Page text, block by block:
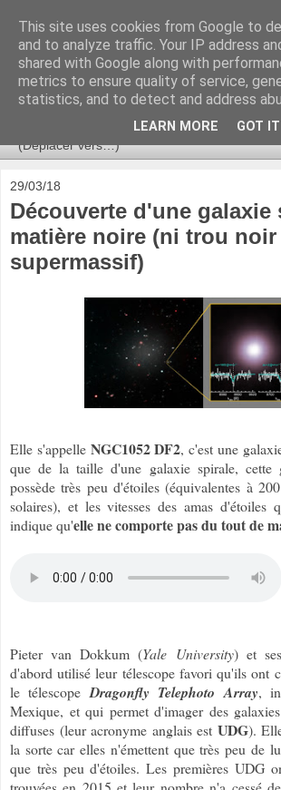
Ça se passe là
Astronomie, Astrophysique,
L'infini se contemple, indéfiniment. ISSN
29/03/18
Découverte d'une galaxie
matière noire (ni trou noir
supermassif)
Elle s'appelle NGC1052 DF2, c'est une
que de la taille d'une galaxie spirale, cette
possède très peu d'étoiles (équivalentes à
solaires), et les vitesses des amas d'étoiles
indique qu'elle ne comporte pas du tout de
Pieter van Dokkum (Yale University) et
d'abord utilisé leur télescope favori qu'ils ont
le télescope Dragonfly Telephoto Array,
Mexique, et qui permet d'imager des
diffuses (leur acronyme anglais est UDG).
la sorte car elles n'émettent que très peu de
que très peu d'étoiles. Les premières UDG
This site uses cookies from Google to
and to analyze traffic. Your IP address
shared with Google along with
metrics to ensure quality of service,
statistics, and to detect and address
LEARN MORE GOT IT